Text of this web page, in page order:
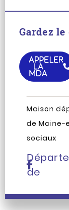
Gardez
APPELER
LA
MDA
Maison
de Maine-
sociaux
Page
du
de
et-